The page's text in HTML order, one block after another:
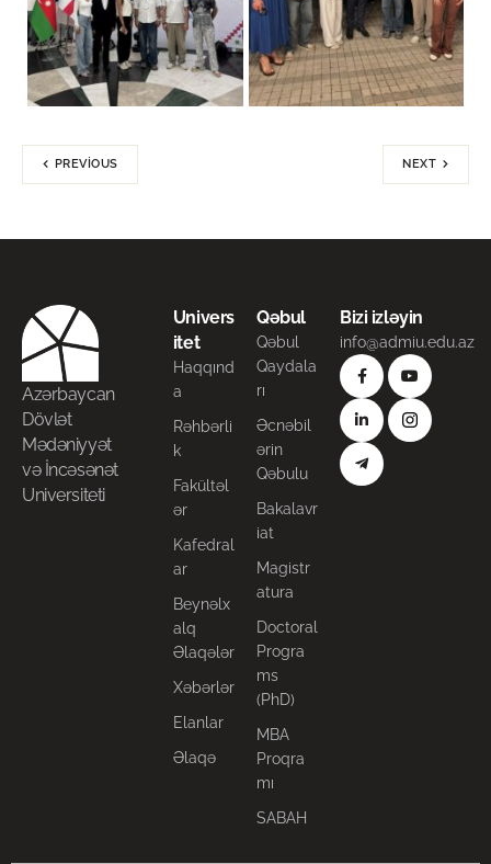
PREVIOUS NEXT
Azərbaycan
Dövlət
Mədəniyyət
və İncəsənət
Universiteti
Univers
itet
Haqqınd
a
Rəhbərli
k
Fakültəl
ər
Kafedral
ar
Beynəlx
alq
Əlaqələr
Xəbərlər
Elanlar
Əlaqə
Qəbul
Qəbul
Qaydala
rı
Əcnəbil
ərin
Qəbulu
Bakalavr
iat
Magistr
atura
Doctoral
Progra
ms
(PhD)
MBA
Proqra
mı
SABAH
Bizi izləyin
info@admiu.edu.az